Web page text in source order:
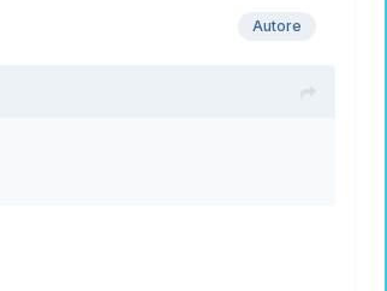
Autore